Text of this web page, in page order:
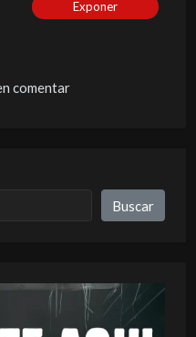
Exponer
comentar
Buscar